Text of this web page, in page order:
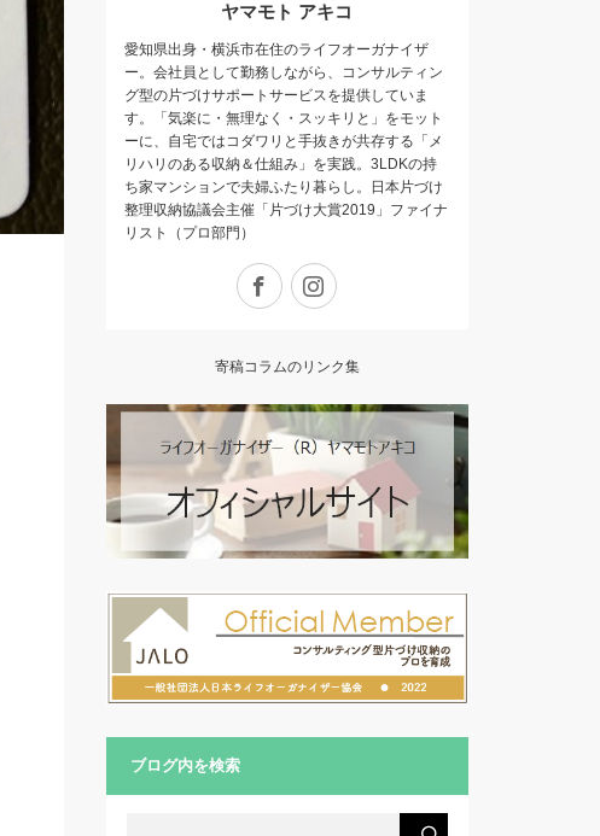
ヤマモト アキコ
愛知県出身・横浜市在住のライフオーガナイザ
ー。会社員として勤務しながら、コンサルティン
グ型の片づけサポートサービスを提供していま
す。「気楽に・無理なく・スッキリと」をモット
ーに、自宅ではコダワリと手抜きが共存する 「メ
リハリのある収納＆仕組み」を実践。3LDKの持
ち家マンションで夫婦ふたり暮らし。日本片づけ
整理収納協議会主催「片づけ大賞2019」ファイナ
リスト（プロ部門）
Facebook
寄稿コラムのリンク集
ブログ内を検索